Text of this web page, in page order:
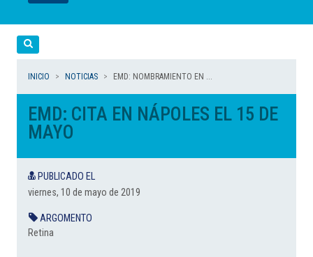
LEER
LEER
LEER
LEER
LEER
INICIO NOTICIAS EMD: NOMBRAMIENTO EN ...
EMD: CITA EN NÁPOLES EL 15 DE
MAYO
PUBLICADO EL
viernes, 10 de mayo de 2019
ARGOMENTO
Retina